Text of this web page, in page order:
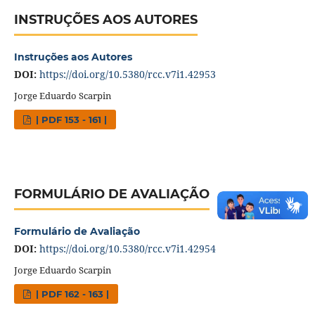
INSTRUÇÕES AOS AUTORES
Instruções aos Autores
DOI: https://doi.org/10.5380/rcc.v7i1.42953
Jorge Eduardo Scarpin
| PDF 153 - 161 |
FORMULÁRIO DE AVALIAÇÃO
Formulário de Avaliação
DOI: https://doi.org/10.5380/rcc.v7i1.42954
Jorge Eduardo Scarpin
| PDF 162 - 163 |